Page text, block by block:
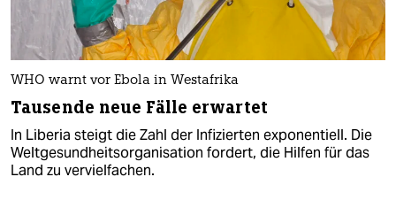
WHO warnt vor Ebola in Westafrika
Tausende neue Fälle erwartet
In Liberia steigt die Zahl der Infizierten exponentiell. Die
Weltgesundheitsorganisation fordert, die Hilfen für das
Land zu vervielfachen.